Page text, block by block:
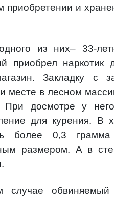
приобретении и
из них– 33-
приобрел наркотик
Закладку
месте в лесном
При досмотре у
для курения. В
более 0,3 грамма
размером. А в
случае обвиняемый